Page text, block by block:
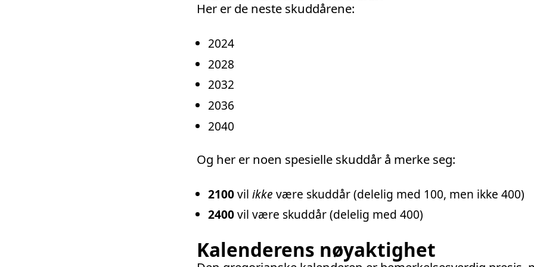
Her er de neste skuddårene:
2024
2028
2032
2036
2040
Og her er noen spesielle skuddår å merke seg:
2100vilikke være skuddår (delelig med 100, men ikke 400)
2400vil være skuddår (delelig med 400)
Kalenderens nøyaktighet